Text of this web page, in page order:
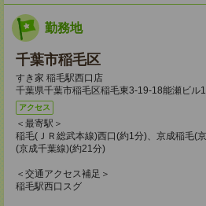
勤務地
千葉市稲毛区
すき家 稲毛駅西口店
千葉県千葉市稲毛区稲毛東3-19-18能瀬ビル
アクセス
＜最寄駅＞
稲毛(ＪＲ総武本線)西口(約1分)、京成稲毛(
(京成千葉線)(約21分)
＜交通アクセス補足＞
稲毛駅西口スグ